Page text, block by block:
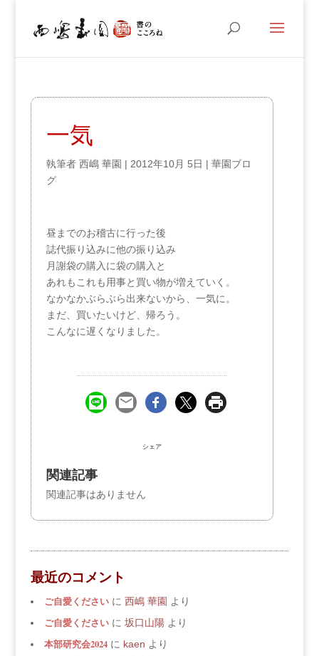
一気
執筆者 西嶋 華園 | 2012年10月 5日 | 華園ブロ
グ
昼までのお稽古に行った後
誌代振り込みに他の振り込み
月謝袋の購入に袋の購入と
あれもこれも用事と買い物が増えていく。
なかなかぶらぶら出来ないから、一気に。
まだ、買いたいけど、帰ろう。
こんなに遅くなりました。
シェア
関連記事
関連記事はありません
最近のコメント
ご自愛くださいに 西嶋 華園 より
ご自愛くださいに 坂口山陽より
本部研究会2024に kaen より